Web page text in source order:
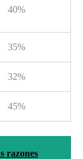
40%
35%
32%
45%
razones